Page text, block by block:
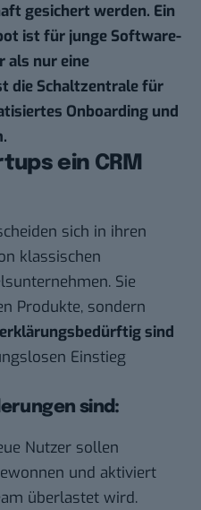
gesichert werden. Ein
ist für junge Software-
als nur eine
die Schaltzentrale für
Onboarding und
ein CRM
sich in ihren
klassischen
Sie
Produkte, sondern
sind
Einstieg
sind:
Nutzer sollen
und aktiviert
überlastet wird.